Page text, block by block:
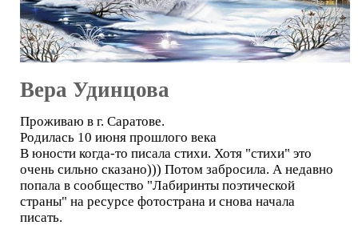
Вера Удинцова
Проживаю в г. Саратове.
Родилась 10 июня прошлого века
В юности когда-то писала стихи. Хотя "стихи" это
очень сильно сказано))) Потом забросила. А недавно
попала в сообщество "Лабиринты поэтической
страны" на ресурсе фотострана и снова начала
писать.